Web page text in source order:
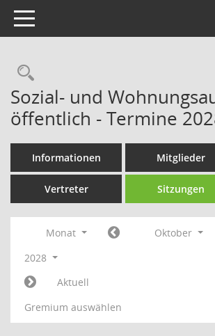
Toggle navigation
Rechercheauswahl
Sozial- und
öffentlich - Termine
Informationen Mitglieder
Vertreter Sitzungen
Monat
Oktober
2028
Aktuell
Gremium auswählen